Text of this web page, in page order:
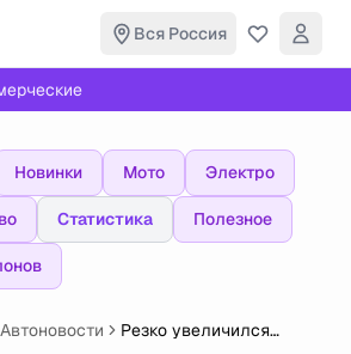
Вся Россия
Новинки Мото Электро
Статистика Полезное
Автоновости
Резко увеличился